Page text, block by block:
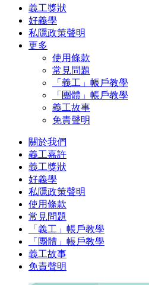
義工獎狀
好義學
私隱政策聲明
更多
使用條款
常見問題
「義工」帳戶教學
「團體」帳戶教學
義工故事
免責聲明
關於我們
義工嘉許
義工獎狀
好義學
私隱政策聲明
使用條款
常見問題
「義工」帳戶教學
「團體」帳戶教學
義工故事
免責聲明